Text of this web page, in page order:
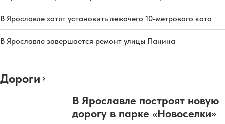
В Ярославле хотят установить лежачего 10-метрового кота
В Ярославле завершается ремонт улицы Панина
Дороги
В Ярославле построят новую
дорогу в парке «Новоселки»